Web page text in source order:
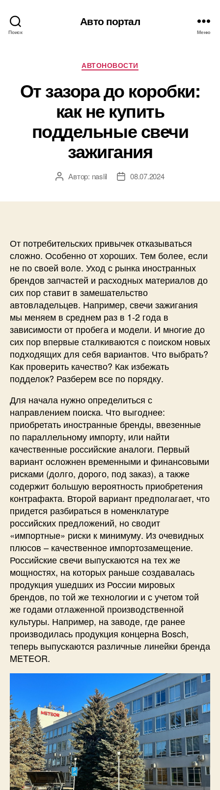
Поиск
Авто портал
Меню
Рубрики
АВТОНОВОСТИ
От зазора до коробки:
как не купить
поддельные свечи
зажигания
АвторАвтор: naslil
Дата08.07.2024
От потребительских привычек отказываться
сложно. Особенно от хороших. Тем более, если
не по своей воле. Уход с рынка иностранных
брендов запчастей и расходных материалов до
сих пор ставит в замешательство
автовладельцев. Например, свечи зажигания
мы меняем в среднем раз в 1-2 года в
зависимости от пробега и модели. И многие до
сих пор впервые сталкиваются с поиском новых
подходящих для себя вариантов. Что выбрать?
Как проверить качество? Как избежать
подделок? Разберем все по порядку.
Для начала нужно определиться с
направлением поиска. Что выгоднее:
приобретать иностранные бренды, ввезенные
по параллельному импорту, или найти
качественные российские аналоги. Первый
вариант осложнен временными и финансовыми
рисками (долго, дорого, под заказ), а также
содержит большую вероятность приобретения
контрафакта. Второй вариант предполагает, что
придется разбираться в номенклатуре
российских предложений, но сводит
«импортные» риски к минимуму. Из очевидных
плюсов – качественное импортозамещение.
Российские свечи выпускаются на тех же
мощностях, на которых раньше создавалась
продукция ушедших из России мировых
брендов, по той же технологии и с учетом той
же годами отлаженной производственной
культуры. Например, на заводе, где ранее
производилась продукция концерна Bosch,
теперь выпускаются различные линейки бренда
METEOR.